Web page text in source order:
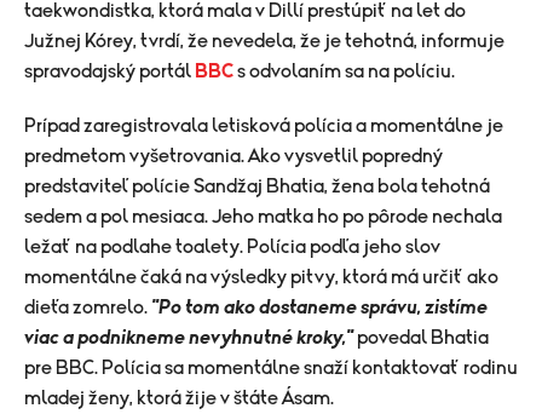
taekwondistka, ktorá mala v Dillí prestúpiť na let do
Južnej Kórey, tvrdí, že nevedela, že je tehotná, informuje
spravodajský portál BBCs odvolaním sa na políciu.
Prípad zaregistrovala letisková polícia a momentálne je
predmetom vyšetrovania. Ako vysvetlil popredný
predstaviteľ polície Sandžaj Bhatia, žena bola tehotná
sedem a pol mesiaca. Jeho matka ho po pôrode nechala
ležať na podlahe toalety. Polícia podľa jeho slov
momentálne čaká na výsledky pitvy, ktorá má určiť ako
dieťa zomrelo. "Po tom ako dostaneme správu, zistíme
viac a podnikneme nevyhnutné kroky,"povedal Bhatia
pre BBC. Polícia sa momentálne snaží kontaktovať rodinu
mladej ženy, ktorá žije v štáte Ásam.